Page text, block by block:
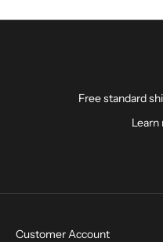
Free standard
Learn
Customer Account